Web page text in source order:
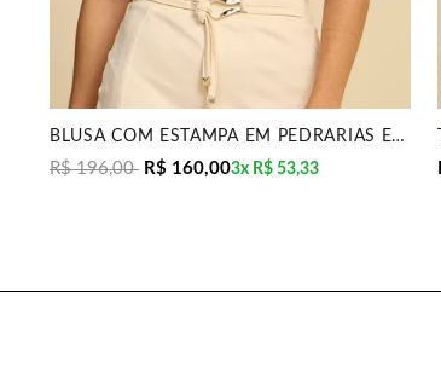
BLUSA COM ESTAMPA EM PEDRARIAS E MALHA CREPONADA M
R$ 196,00 R$ 160,003x R$ 53,33